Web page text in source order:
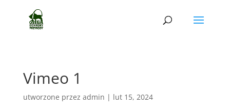
Vimeo 1
utworzone przez admin | lut 15, 2024